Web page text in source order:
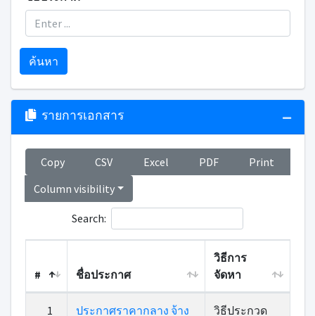
ค้นหา
รายการเอกสาร
Copy CSV Excel PDF
Print
Column visibility
Search:
# ชื่อประกาศ
วิธีการ
จัดหา
1
ประกาศราคากลาง จ้าง
วิธีประกวด